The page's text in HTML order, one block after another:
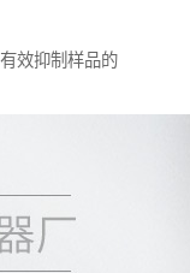
效抑制样品的